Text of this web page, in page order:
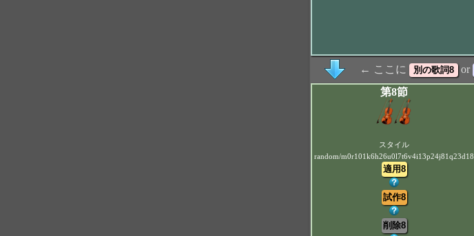
← ここに or
第8節
スタイル
random/m0r101k6h26u0l7t6v4i13p24j81q23d18